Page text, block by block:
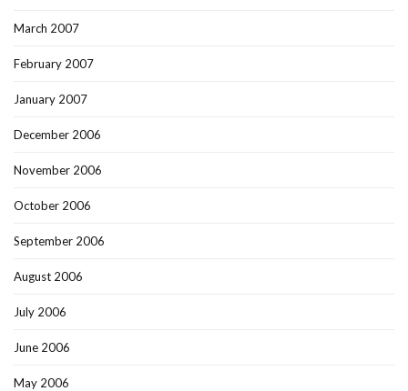
March 2007
February 2007
January 2007
December 2006
November 2006
October 2006
September 2006
August 2006
July 2006
June 2006
May 2006